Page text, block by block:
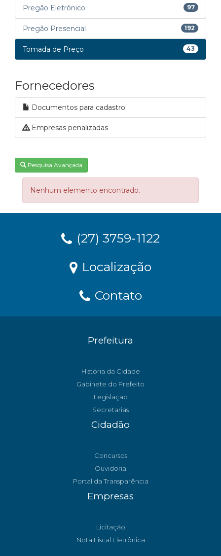
Pregão Eletrônico 97
Pregão Presencial 192
Tomada de Preço 43
Fornecedores
Documentos para cadastro
Empresas penalizadas
Pesquisa Avançada
Nenhum elemento encontrado.
(27) 3759-1122
Localização
Contato
Prefeitura
História da Cidade
Gabinete do Prefeito
Legislação
Secretarias
Cidadão
Concursos
Ouvidoria
Portal da Transparência
Empresas
Licitação
Nota Fiscal Eletrônica